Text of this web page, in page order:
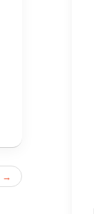
→